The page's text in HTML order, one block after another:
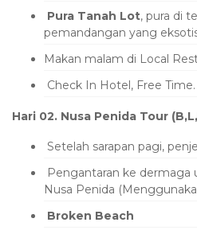
Pura Tanah Lot, pura di
pemandangan yang
Makan malam di Local
Check In Hotel, Free Time.
Hari 02. Nusa Penida Tour
Setelah sarapan pagi,
Pengantaran ke dermaga
Nusa Penida
Broken Beach